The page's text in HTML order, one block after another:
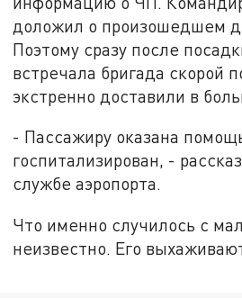
доложил о произошедшем
Поэтому сразу после
встречала бригада
экстренно доставили в
- Пассажиру оказана
госпитализирован, -
службе аэропорта.
Что именно случилось с
неизвестно. Его